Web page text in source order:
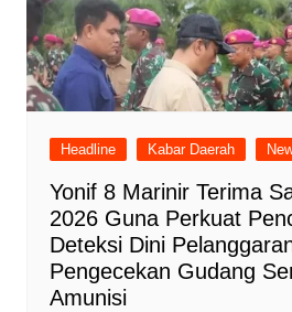
Headline Kabar Daerah
Yonif 8 Marinir Terima
2026 Guna Perkuat
Deteksi Dini
Pengecekan Gudang
Amunisi